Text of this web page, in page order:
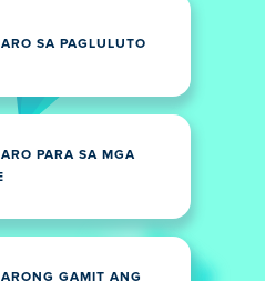
SA PAGLULUTO
PARA SA MGA
GAMIT ANG